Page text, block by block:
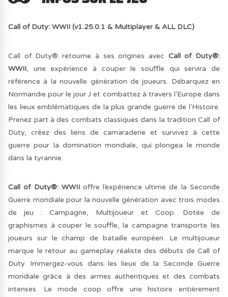
Call of Duty: WWII (v1.25.0.1 & Multiplayer & ALL DLC)
Call of Duty® retourne à ses origines avec Call of Duty®:
WWII, une expérience à couper le souffle qui servira de
référence à la nouvelle génération de joueurs. Débarquez en
Normandie pour le jour J et combattez à travers l’Europe dans
les lieux emblématiques de la plus grande guerre de l’Histoire.
Prenez part à des combats classiques dans la tradition Call of
Duty, créez des liens de camaraderie et survivez à cette
guerre pour la domination mondiale, qui plongea le monde
dans la tyrannie.
Call of Duty®: WWIIoffre l’expérience ultime de la Seconde
Guerre mondiale pour la nouvelle génération avec trois modes
de jeu : Campagne, Multijoueur et Coop. Dotée de
graphismes à couper le souffle, la campagne transporte les
joueurs sur le champ de bataille européen. Le multijoueur
marque le retour au gameplay réaliste des débuts de Call of
Duty. Immergez-vous dans les lieux de la Seconde Guerre
mondiale grâce à des armes authentiques et des combats
intenses. Le mode coop offre une histoire entièrement